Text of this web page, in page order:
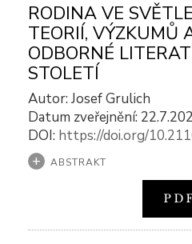
RODINA VE
TEORIÍ, VÝZKUMŮ
ODBORNÉ
STOLETÍ
Autor: Josef Grulich
Datum zveřejnění:
DOI: https://doi.org/
ABSTRAKT
PDF